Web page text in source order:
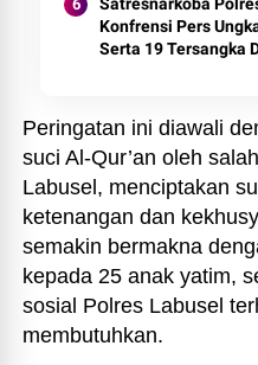
Konfrensi Pers
Serta 19 Tersangka
Peringatan ini diawali
suci Al-Qur’an oleh
Labusel, menciptakan
ketenangan dan
semakin bermakna
kepada 25 anak yatim,
sosial Polres Labusel
membutuhkan.